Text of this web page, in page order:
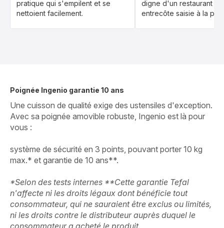
pratique qui s'empilent et se
nettoient facilement.
digne d'un restaurant
entrecôte saisie à la
Poignée Ingenio garantie 10 ans
Une cuisson de qualité exige des ustensiles d'exception.
Avec sa poignée amovible robuste, Ingenio est là pour
vous :
système de sécurité en 3 points, pouvant porter 10 kg
max.* et garantie de 10 ans**.
*Selon des tests internes **Cette garantie Tefal
n'affecte ni les droits légaux dont bénéficie tout
consommateur, qui ne sauraient être exclus ou limités,
ni les droits contre le distributeur auprès duquel le
consommateur a acheté le produit.